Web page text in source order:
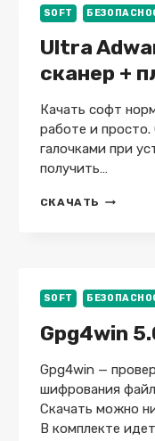
SOFT
Ultra
сканер +
Качать софт
работе и просто.
галочками при
получить…
СКАЧАТЬ ULTRA
+
ВЕРСИЯ
SOFT
Gpg4win
Gpg4win —
шифрования
Скачать можно
В комплекте